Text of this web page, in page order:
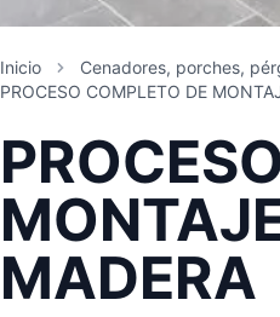
Inicio
Cenadores, porches,
PROCESO COMPLETO DE
MADERA